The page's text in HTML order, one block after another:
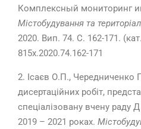
Комплексный мониторинг
Містобудування та
2020. Вип. 74. С. 162-171. (
815x.2020.74.162-171
2. Ісаєв О.П., Чередниченко
дисертаційних робіт,
спеціалізовану вчену раду
2019 – 2021 роках.